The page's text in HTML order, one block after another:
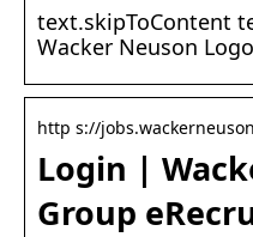
text.skipToContent
Wacker Neuson
http s://
Login |
Group